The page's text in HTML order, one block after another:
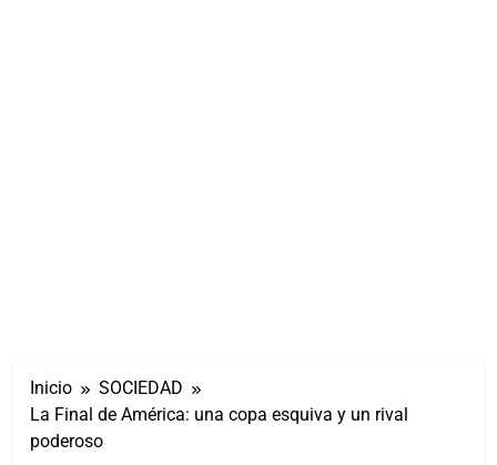
Inicio
SOCIEDAD
La Final de América: una copa esquiva y un rival
poderoso